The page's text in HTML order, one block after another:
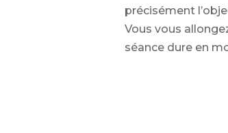
précisément
Vous vous
séance dure en